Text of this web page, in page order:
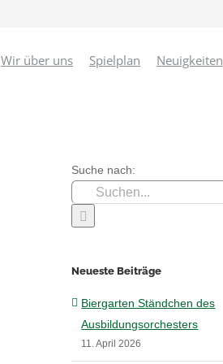
Wir über uns Spielplan Neuigkeiten
Suche nach:
Neueste Beiträge
Biergarten Ständchen des
Ausbildungsorchesters
11. April 2026